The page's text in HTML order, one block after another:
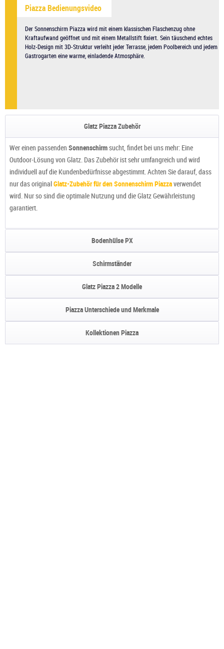
Piazza Bedienungsvideo
Der Sonnenschirm Piazza wird mit einem klassischen Flaschenzug ohne
Kraftaufwand geöffnet und mit einem Metallstift fixiert. Sein täuschend echtes
Holz-Design mit 3D-Struktur verleiht jeder Terrasse, jedem Poolbereich und jedem
Gastrogarten eine warme, einladende Atmosphäre.
Glatz Piazza Zubehör
Wer einen passenden Sonnenschirmsucht, findet bei uns mehr: Eine
Outdoor-Lösung von Glatz. Das Zubehör ist sehr umfangreich und wird
individuell auf die Kundenbedürfnisse abgestimmt. Achten Sie darauf, dass
nur das originalGlatz-Zubehör für den Sonnenschirm Piazzaverwendet
wird. Nur so sind die optimale Nutzung und die Glatz Gewährleistung
garantiert.
Bodenhülse PX
Schirmständer
Glatz Piazza 2 Modelle
Piazza Unterschiede und Merkmale
Kollektionen Piazza